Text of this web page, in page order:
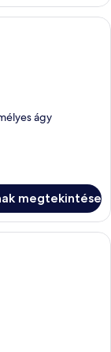
szoba,
ágy
megtekintése